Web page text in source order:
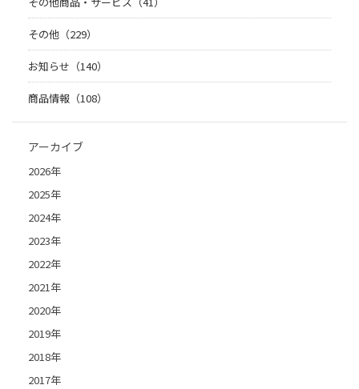
その他（229）
お知らせ（140）
商品情報（108）
アーカイブ
2026年
2025年
2024年
2023年
2022年
2021年
2020年
2019年
2018年
2017年